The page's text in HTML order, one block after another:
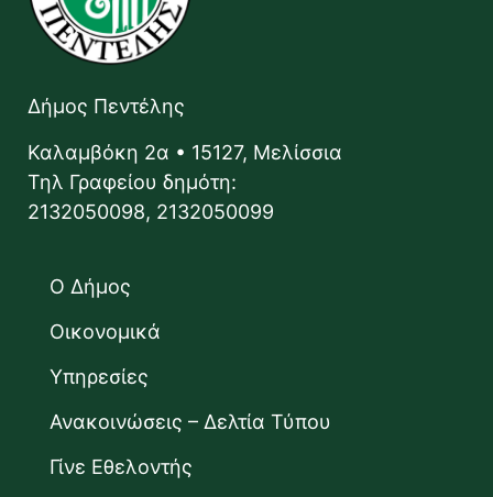
Δήμος Πεντέλης
Καλαμβόκη 2α • 15127, Μελίσσια
Τηλ Γραφείου δημότη:
2132050098, 2132050099
Ο Δήμος
Οικονομικά
Υπηρεσίες
Ανακοινώσεις – Δελτία Τύπου
Γίνε Εθελοντής